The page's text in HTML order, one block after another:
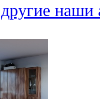
другие наши